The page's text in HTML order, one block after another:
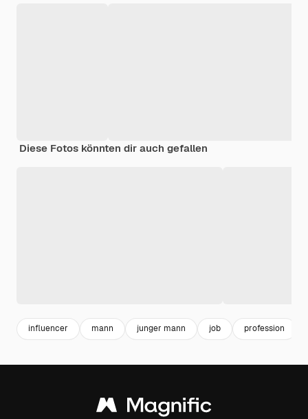
Diese Fotos könnten dir auch gefallen
influencer mann junger mann job profession